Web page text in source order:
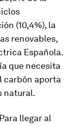
(10,4%), la
renovables,
Española.
que necesita
carbón aporta
natural.
llegar al